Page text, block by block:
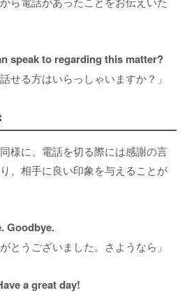
speak to regarding this matter?
せる方はいらっしゃいますか？」
様に、電話を切る際には感謝の言
、相手に良い印象を与えることが
Goodbye.
とうございました。さようなら」
a great day!